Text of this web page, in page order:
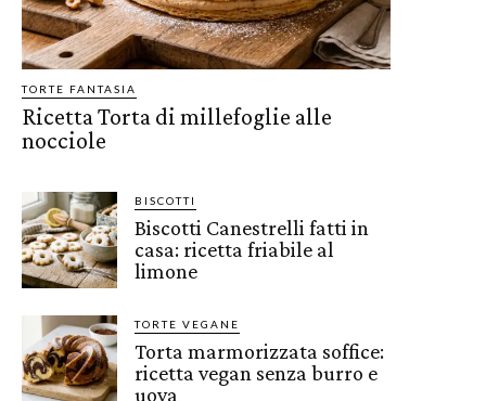
TORTE FANTASIA
Ricetta Torta di millefoglie alle
nocciole
BISCOTTI
Biscotti Canestrelli fatti in
casa: ricetta friabile al
limone
TORTE VEGANE
Torta marmorizzata soffice:
ricetta vegan senza burro e
uova